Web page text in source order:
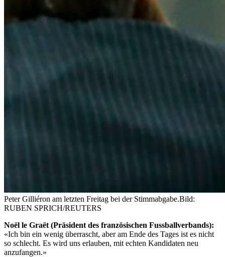
Peter Gilliéron am letzten Freitag bei der Stimmabgabe.Bild:
RUBEN SPRICH/REUTERS
Noël le Graët (Präsident des französischen Fussballverbands):
«Ich bin ein wenig überrascht, aber am Ende des Tages ist es nicht
so schlecht. Es wird uns erlauben, mit echten Kandidaten neu
anzufangen.»